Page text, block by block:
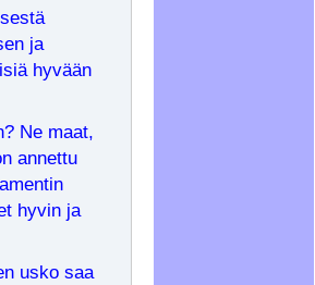
ja
hyvään
Ne maat,
annettu
hyvin ja
usko saa